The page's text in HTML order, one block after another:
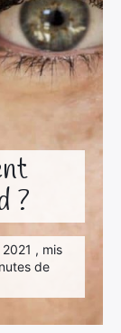
?
, mis
de